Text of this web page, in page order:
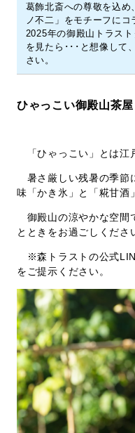
葛飾北斎への尊敬を込め
ノ不二」をモチーフにコ
2025年の御殿山トラス
を見たら･･･と想像して
さい。
ひゃっこい御殿山茶屋
「ひゃっこい」とは江
暑さ厳しい残暑の季節
味「かき氷」と「糀甘酒
御殿山の涼やかな空間
とときをお過ごしくださ
※森トラストの公式
をご提示ください。